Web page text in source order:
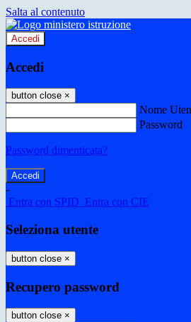
Salta al contenuto
Accedi
Accedi
button close ×
Nome
Password
Password dimenticata?
-
Entra con SPID Entra con CIE
Seleziona utente
button close ×
Recupero password
button close ×